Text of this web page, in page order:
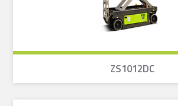
ZS1012DC